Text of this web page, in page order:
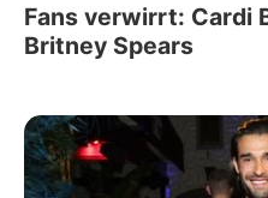
Fans verwirrt: Cardi
Britney Spears